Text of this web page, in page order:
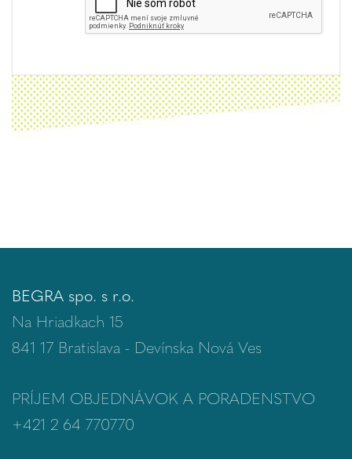
BEGRA spo. s r.o.
Na Hriadkach 15
841 17 Bratislava - Devínska Nová Ves
PRÍJEM OBJEDNÁVOK A PORADENSTVO
+421 2 64 770770